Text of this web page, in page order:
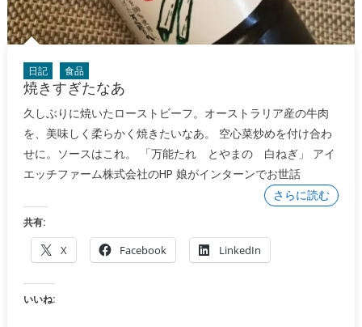
日記 食品
焼きすぎたなあ
久しぶりに焼いたローストビーフ。オーストラリア産の牛肉
を、美味しく柔らかく焼きたいなあ。 空心菜炒めを付け合わ
せに。ソースはこれ。 「万能たれ とやまの 白ねぎ」 アイ
エッチファーム株式会社のHP 娘がインターンでお世話
さらに読む
共有:
X Facebook LinkedIn
いいね: